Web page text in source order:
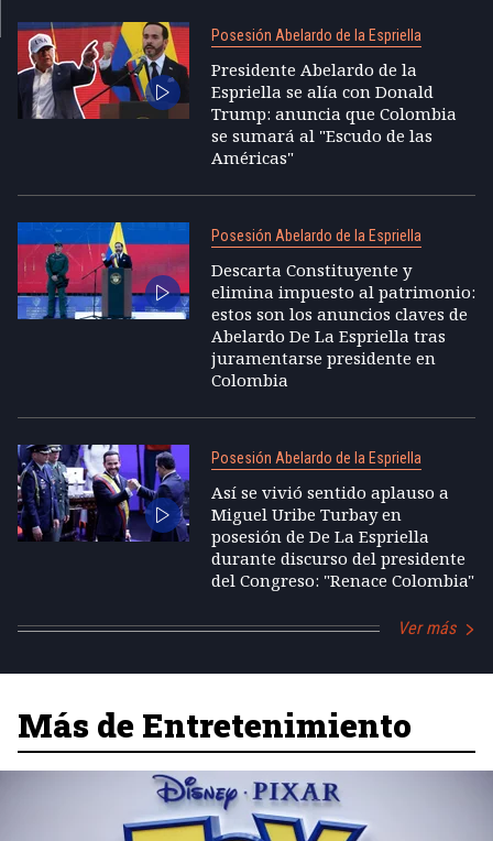
Posesión Abelardo de la Espriella
Presidente Abelardo de la
Espriella se alía con Donald
Trump: anuncia que Colombia
se sumará al "Escudo de las
Américas"
Posesión Abelardo de la Espriella
Descarta Constituyente y
elimina impuesto al patrimonio:
estos son los anuncios claves de
Abelardo De La Espriella tras
juramentarse presidente en
Colombia
Posesión Abelardo de la Espriella
Así se vivió sentido aplauso a
Miguel Uribe Turbay en
posesión de De La Espriella
durante discurso del presidente
del Congreso: "Renace Colombia"
Ver más
Más de Entretenimiento